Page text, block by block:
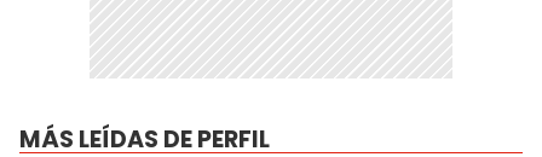
MÁS LEÍDAS DE PERFIL